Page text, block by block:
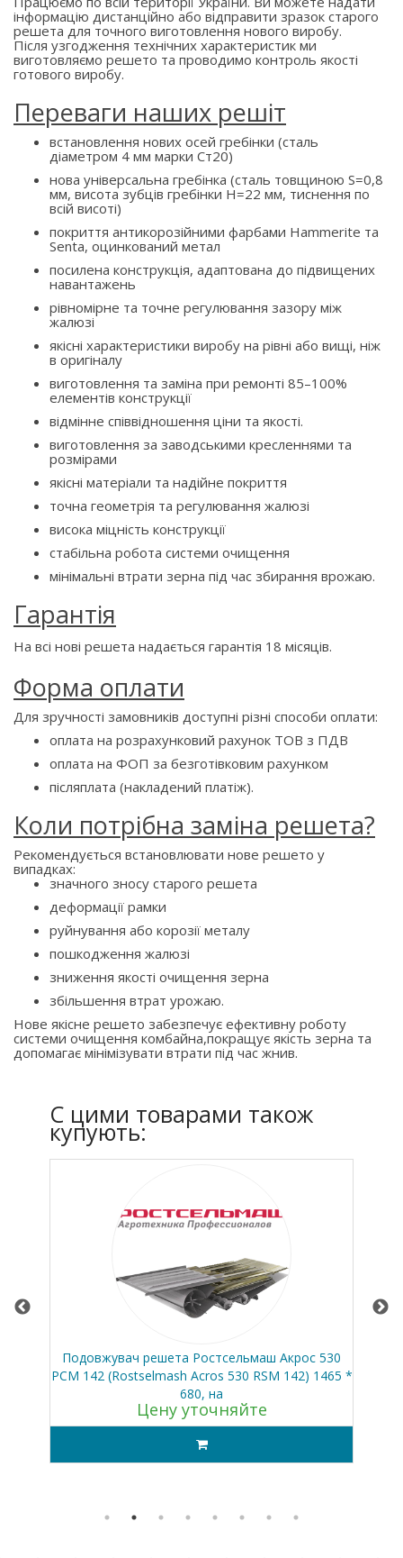
інформацію дистанційно або відправити зразок старого
решета для точного виготовлення нового виробу.
Після узгодження технічних характеристик ми
виготовляємо решето та проводимо контроль якості
готового виробу.
Переваги наших решіт
встановлення нових осей гребінки (сталь
діаметром 4 мм марки Ст20)
нова універсальна гребінка (сталь товщиною S=0,8
мм, висота зубців гребінки H=22 мм, тиснення по
всій висоті)
покриття антикорозійними фарбами Hammerite та
Senta, оцинкований метал
посилена конструкція, адаптована до підвищених
навантажень
рівномірне та точне регулювання зазору між
жалюзі
якісні характеристики виробу на рівні або вищі, ніж
в оригіналу
виготовлення та заміна при ремонті 85–100%
елементів конструкції
відмінне співвідношення ціни та якості.
виготовлення за заводськими кресленнями та
розмірами
якісні матеріали та надійне покриття
точна геометрія та регулювання жалюзі
висока міцність конструкції
стабільна робота системи очищення
мінімальні втрати зерна під час збирання врожаю.
Гарантія
На всі нові решета надається гарантія 18 місяців.
Форма оплати
Для зручності замовників доступні різні способи оплати:
оплата на розрахунковий рахунок ТОВ з ПДВ
оплата на ФОП за безготівковим рахунком
післяплата (накладений платіж).
Коли потрібна заміна решета?
Рекомендується встановлювати нове решето у
випадках:
значного зносу старого решета
деформації рамки
руйнування або корозії металу
пошкодження жалюзі
зниження якості очищення зерна
збільшення втрат урожаю.
Нове якісне решето забезпечує ефективну роботу
системи очищення комбайна,покращує якість зерна та
допомагає мінімізувати втрати під час жнив.
C цими товарами також
купують:
Подовжувач решета Ростсельмаш Акрос 530
РСМ 142 (Rostselmash Acros 530 RSM 142) 1465 *
680, на
Цену уточняйте